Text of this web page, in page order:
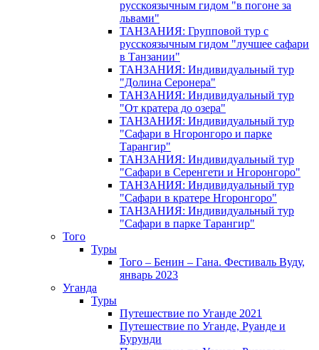
русскоязычным гидом "в погоне за
львами"
ТАНЗАНИЯ: Групповой тур с
русскоязычным гидом "лучшее сафари
в Танзании"
ТАНЗАНИЯ: Индивидуальный тур
"Долина Серонера"
ТАНЗАНИЯ: Индивидуальный тур
"От кратера до озера"
ТАНЗАНИЯ: Индивидуальный тур
"Сафари в Нгоронгоро и парке
Тарангир"
ТАНЗАНИЯ: Индивидуальный тур
"Сафари в Серенгети и Нгоронгоро"
ТАНЗАНИЯ: Индивидуальный тур
"Сафари в кратере Нгоронгоро"
ТАНЗАНИЯ: Индивидуальный тур
"Сафари в парке Тарангир"
Того
Туры
Того – Бенин – Гана. Фестиваль Вуду,
январь 2023
Уганда
Туры
Путешествие по Уганде 2021
Путешествие по Уганде, Руанде и
Бурунди